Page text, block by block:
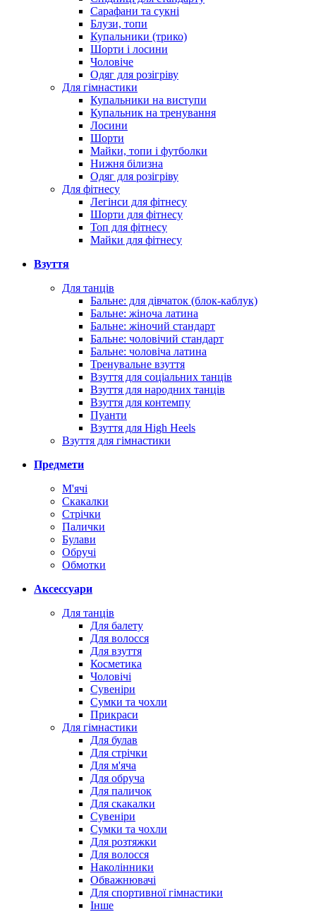
Сарафани та сукні
Блузи, топи
Купальники (трико)
Шорти і лосини
Чоловіче
Одяг для розігріву
Для гімнастики
Купальники на виступи
Купальник на тренування
Лосини
Шорти
Майки, топи і футболки
Нижня білизна
Одяг для розігріву
Для фітнесу
Легінси для фітнесу
Шорти для фітнесу
Топ для фітнесу
Майки для фітнесу
Взуття
Для танців
Бальне: для дівчаток (блок-каблук)
Бальне: жіноча латина
Бальне: жіночий стандарт
Бальне: чоловічий стандарт
Бальне: чоловіча латина
Тренувальне взуття
Взуття для соціальних танців
Взуття для народних танців
Взуття для контемпу
Пуанти
Взуття для High Heels
Взуття для гімнастики
Предмети
М'ячі
Скакалки
Стрічки
Палички
Булави
Обручі
Обмотки
Аксессуари
Для танців
Для балету
Для волосся
Для взуття
Косметика
Чоловічі
Сувеніри
Сумки та чохли
Прикраси
Для гімнастики
Для булав
Для стрічки
Для м'яча
Для обруча
Для паличок
Для скакалки
Сувеніри
Сумки та чохли
Для розтяжки
Для волосся
Наколінники
Обважнювачі
Для спортивної гімнастики
Інше